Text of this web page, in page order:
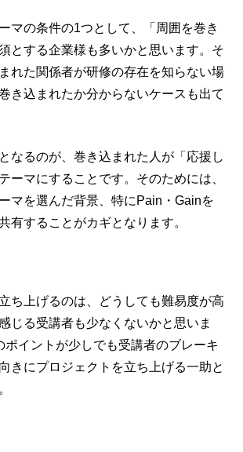
マの条件の1つとして、「周囲を巻き
とする企業様も多いかと思います。そ
れた関係者が研修の存在を知らない場
き込まれたか分からないケースも出て
なるのが、巻き込まれた人が「応援し
ーマにすることです。そのためには、
マを選んだ背景、特にPain・Gainを
有することがカギとなります。
ち上げるのは、どうしても難易度が高
じる受講者も少なくないかと思いま
ポイントが少しでも受講者のブレーキ
きにプロジェクトを立ち上げる一助と